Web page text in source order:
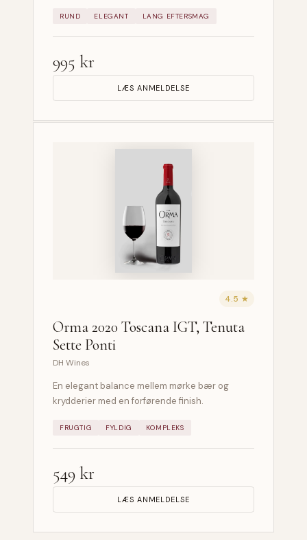
RUND ELEGANT LANG EFTERSMAG
995 kr
LÆS ANMELDELSE
4.5 ★
Orma 2020 Toscana IGT, Tenuta
Sette Ponti
DH Wines
En elegant balance mellem mørke bær og
krydderier med en forførende finish.
FRUGTIG FYLDIG KOMPLEKS
549 kr
LÆS ANMELDELSE